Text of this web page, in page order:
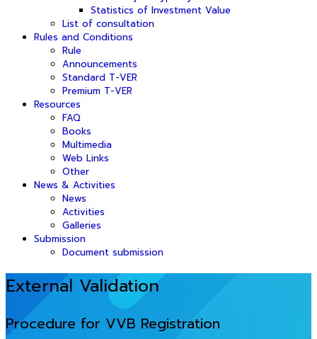
Statistics of Investment Value
List of consultation
Rules and Conditions
Rule
Announcements
Standard T-VER
Premium T-VER
Resources
FAQ
Books
Multimedia
Web Links
Other
News & Activities
News
Activities
Galleries
Submission
Document submission
External Validation
Procedure for VVB Registration